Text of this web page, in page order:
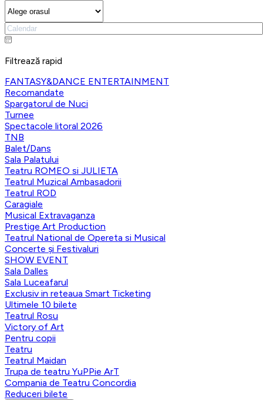
Filtrează rapid
FANTASY&DANCE ENTERTAINMENT
Recomandate
Spargatorul de Nuci
Turnee
Spectacole litoral 2026
TNB
Balet/Dans
Sala Palatului
Teatru ROMEO si JULIETA
Teatrul Muzical Ambasadorii
Teatrul ROD
Caragiale
Musical Extravaganza
Prestige Art Production
Teatrul National de Opereta si Musical
Concerte și Festivaluri
SHOW EVENT
Sala Dalles
Sala Luceafarul
Exclusiv in reteaua Smart Ticketing
Ultimele 10 bilete
Teatrul Rosu
Victory of Art
Pentru copii
Teatru
Teatrul Maidan
Trupa de teatru YuPPie ArT
Compania de Teatru Concordia
Reduceri bilete